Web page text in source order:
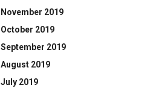
November 2019
October 2019
September 2019
August 2019
July 2019